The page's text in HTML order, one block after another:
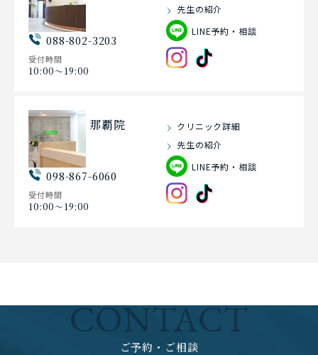
088-802-3203
受付時間
10:00〜19:00
先生の紹介
LINE予約・相談
那覇院
098-867-6060
受付時間
10:00〜19:00
クリニック詳細
先生の紹介
LINE予約・相談
CONTACT
ご予約・ご相談